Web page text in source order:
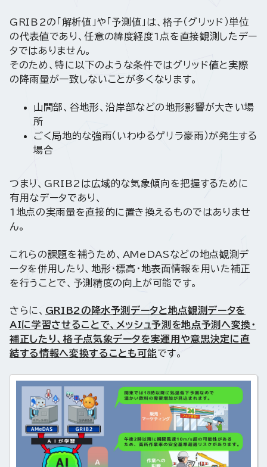
GRIB2の「解析値」や「予測値」は、格子（グリッド）単位
の代表値であり、任意の緯度経度1点を直接観測したデー
タではありません。
そのため、特に以下のような条件ではグリッド値と実際
の降雨量が一致しないことが多くなります。
山間部、谷地形、沿岸部などの地形影響が大きい場
所
ごく局地的な強雨（いわゆるゲリラ豪雨）が発生する
場合
つまり、GRIB2は広域的な気象傾向を把握するために
有用なデータであり、
1地点の実雨量を直接的に置き換えるものではありませ
ん。
これらの課題を補うため、AMeDASなどの地点観測デ
ータを併用したり、地形・標高・地表面情報を用いた補正
を行うことで、予測精度の向上が可能です。
さらに、 GRIB2の降水予測データと地点観測データを
AIに学習させることで、メッシュ予測を地点予測へ変換・
補正したり、格子点気象データを実運用や意思決定に直
結する情報へ変換することも可能です。